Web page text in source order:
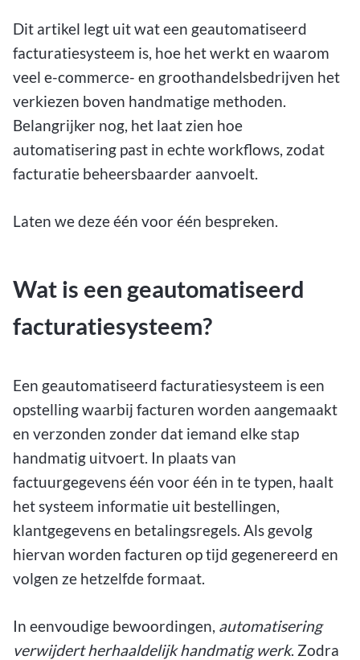
Dit artikel legt uit wat een geautomatiseerd
facturatiesysteem is, hoe het werkt en waarom
veel e-commerce- en groothandelsbedrijven het
verkiezen boven handmatige methoden.
Belangrijker nog, het laat zien hoe
automatisering past in echte workflows, zodat
facturatie beheersbaarder aanvoelt.
Laten we deze één voor één bespreken.
Wat is een geautomatiseerd
facturatiesysteem?
Een geautomatiseerd facturatiesysteem is een
opstelling waarbij facturen worden aangemaakt
en verzonden zonder dat iemand elke stap
handmatig uitvoert. In plaats van
factuurgegevens één voor één in te typen, haalt
het systeem informatie uit bestellingen,
klantgegevens en betalingsregels. Als gevolg
hiervan worden facturen op tijd gegenereerd en
volgen ze hetzelfde formaat.
In eenvoudige bewoordingen, automatisering
verwijdert herhaaldelijk handmatig werk. Zodra